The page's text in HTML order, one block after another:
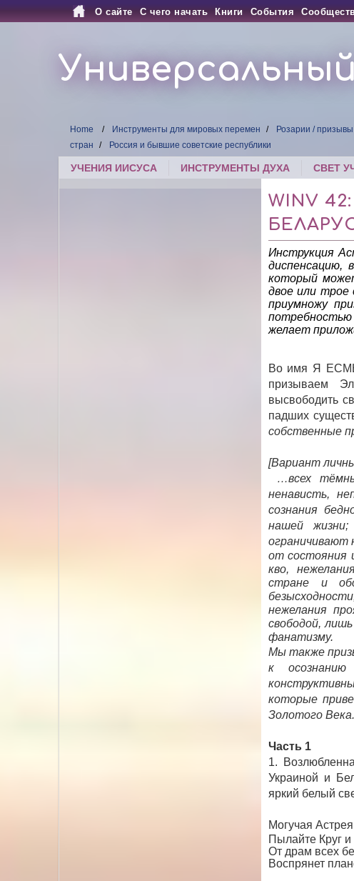
О сайте С чего начать Книги События
Home Инструменты для мировых перемен Розарии /
стран
Россия и бывшие советские республики
УЧЕНИЯ ИИСУСА ИНСТРУМЕНТЫ ДУХА СВЕТ
WINV
Инструкция
диспенсацию,
который
двое или трое
приумножу
потребностью
желает
Во имя Я
призываем
высвободить
падших
собственные
[Вариант
…всех
ненависть,
сознания
нашей
ограничивают
от состояния
кво,
стране и
нежелания
свободой,
фанатизму.
Мы также
к осознанию
которые
Золотого Века.
Часть 1
1.
Украиной и
яркий белый
Могучая
Пылайте Круг
От драм всех
Воспрянет